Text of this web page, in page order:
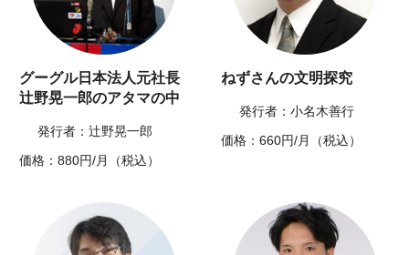
グーグル日本法人元社長
辻野晃一郎のアタマの中
発行者：辻野晃一郎
価格：880円/月（税込）
ねずさんの文明探究
発行者：小名木善行
価格：660円/月（税込）